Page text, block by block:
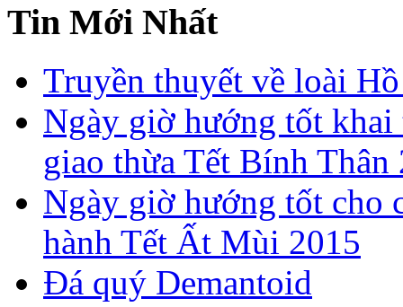
Tin Mới Nhất
Truyền thuyết về loài
Ngày giờ hướng tốt
giao thừa Tết Bính Thân
Ngày giờ hướng tốt cho
hành Tết Ất Mùi 2015
Đá quý Demantoid